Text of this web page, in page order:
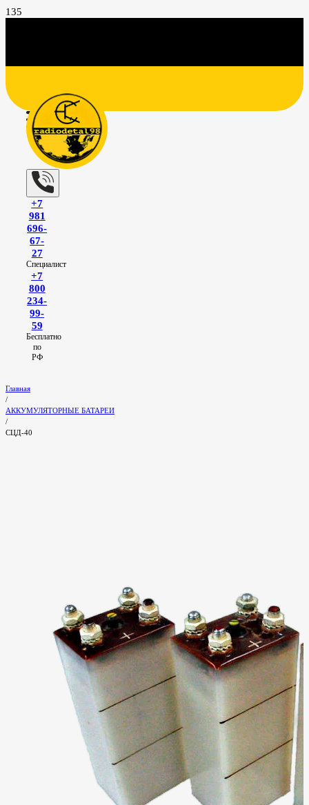
+7
981
696-
67-
27
Специалист
+7
800
234-
99-
59
Бесплатно
по
РФ
Главная
/
АККУМУЛЯТОРНЫЕ БАТАРЕИ
/
СЦД-40